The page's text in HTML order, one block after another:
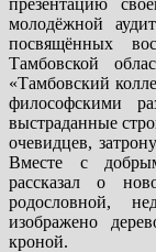
молодёжной
посвящённых
Тамбовской
«Тамбовский
философскими
выстраданные
очевидцев,
Вместе с
рассказал о
родословной,
изображено
кроной.